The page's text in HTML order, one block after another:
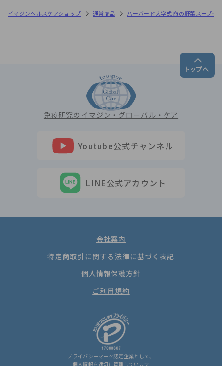
イマジンヘルスケアショップ 通常商品 ハーバード大学式 命の野菜スープゼ
免疫研究のイマジン・グローバル・ケア
Youtube公式チャンネル
LINE公式アカウント
会社案内
特定商取引に関する法律に基づく表記
個人情報保護方針
ご利用規約
プライバシーマーク認定企業として、
個人情報を適切に管理しています